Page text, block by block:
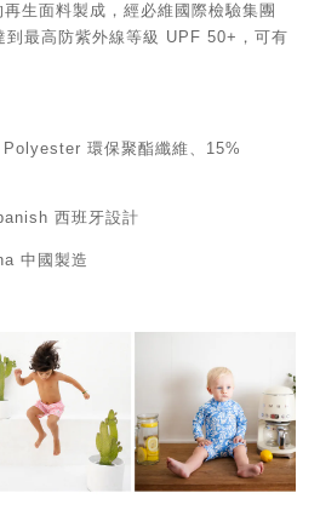
生面料製成，經必維國際檢驗集團
最高防紫外線等級 UPF 50+，可有
環保聚酯纖維、15%
西班牙設計
中國製造